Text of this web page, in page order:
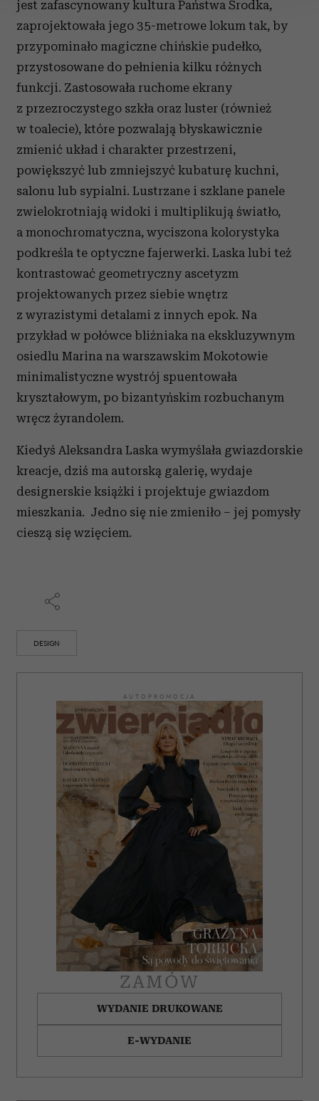
Wykorzystujemy pliki cookie do spersonalizowania treści
i reklam, aby oferować funkcje społecznościowe i
analizować ruch w naszej witrynie. Informacje o tym, jak
korzystasz z naszej witryny, udostępniamy partnerom
społecznościowym, reklamowym i analitycznym.
Partnerzy mogą połączyć te informacje z innymi danymi
otrzymanymi od Ciebie lub uzyskanymi podczas
korzystania z ich usług.
jest zafascynowany kultura Państwa Środka,
zaprojektowała jego 35-metrowe lokum tak, by
przypominało magiczne chińskie pudełko,
przystosowane do pełnienia kilku różnych
funkcji. Zastosowała ruchome ekrany
z przezroczystego szkła oraz luster (również
w toalecie), które pozwalają błyskawicznie
zmienić układ i charakter przestrzeni,
powiększyć lub zmniejszyć kubaturę kuchni,
salonu lub sypialni. Lustrzane i szklane panele
zwielokrotniają widoki i multiplikują światło,
a monochromatyczna, wyciszona kolorystyka
podkreśla te optyczne fajerwerki. Laska lubi też
kontrastować geometryczny ascetyzm
projektowanych przez siebie wnętrz
z wyrazistymi detalami z innych epok. Na
przykład w połówce bliźniaka na ekskluzywnym
osiedlu Marina na warszawskim Mokotowie
minimalistyczne wystrój spuentowała
kryształowym, po bizantyńskim rozbuchanym
wręcz żyrandolem.
Kiedyś Aleksandra Laska wymyślała gwiazdorskie
kreacje, dziś ma autorską galerię, wydaje
designerskie książki i projektuje gwiazdom
mieszkania. Jedno się nie zmieniło – jej pomysły
cieszą się wzięciem.
DESIGN
AUTOPROMOCJA
ZAMÓW
WYDANIE DRUKOWANE
E-WYDANIE